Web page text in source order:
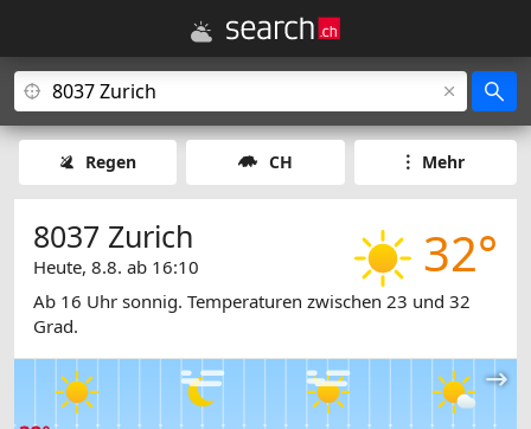
Regen CH Mehr
32°
8037 Zurich
Heute, 8.8. ab 16:10
Ab 16 Uhr sonnig. Temperaturen zwischen 23 und 32
Grad.